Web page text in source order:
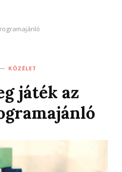
KÖZÉLET
játék az